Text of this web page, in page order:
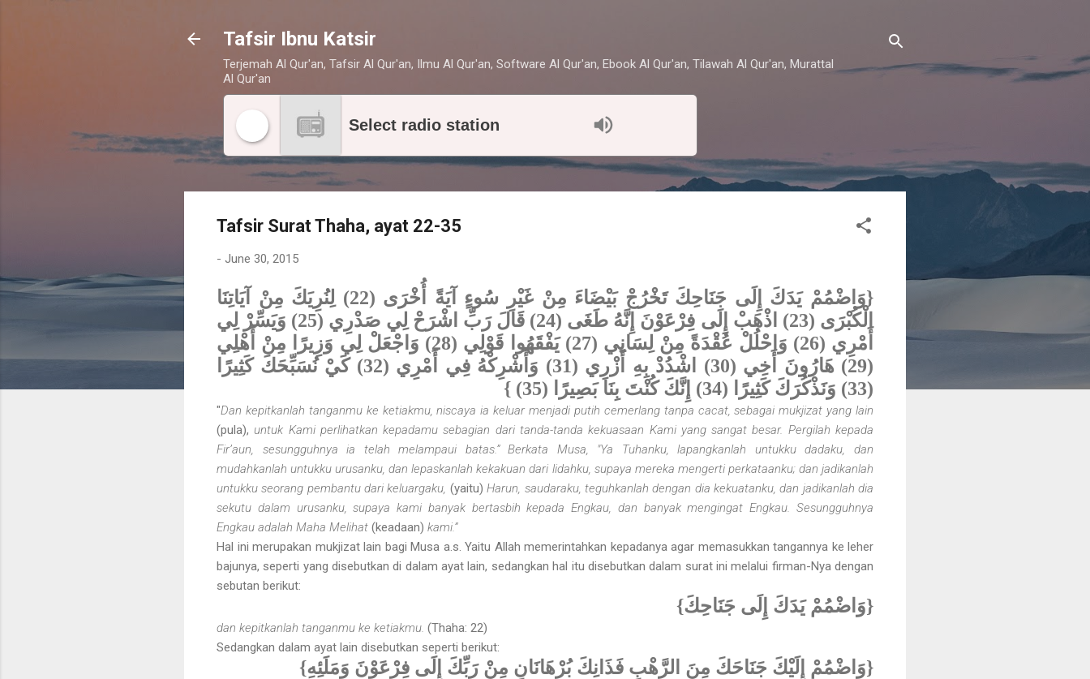
Tafsir Ibnu Katsir
Terjemah Al Qur'an, Tafsir Al Qur'an, Ilmu Al Qur'an, Software Al Qur'an, Ebook Al Qur'an, Tilawah Al Qur'an, Murattal
Al Qur'an
Select radio station
Tafsir Surat Thaha, ayat 22-35
- June 30, 2015
{وَاضْمُمْ يَدَكَ إِلَى جَنَاحِكَ تَخْرُجْ بَيْضَاءَ مِنْ غَيْرِ سُوءٍ آيَةً أُخْرَى (22) لِنُرِيَكَ مِنْ آيَاتِنَا
الْكُبْرَى (23) اذْهَبْ إِلَى فِرْعَوْنَ إِنَّهُ طَغَى (24) قَالَ رَبِّ اشْرَحْ لِي صَدْرِي (25) وَيَسِّرْ لِي
أَمْرِي (26) وَاحْلُلْ عُقْدَةً مِنْ لِسَانِي (27) يَفْقَهُوا قَوْلِي (28) وَاجْعَلْ لِي وَزِيرًا مِنْ أَهْلِي
(29) هَارُونَ أَخِي (30) اشْدُدْ بِهِ أَزْرِي (31) وَأَشْرِكْهُ فِي أَمْرِي (32) كَيْ نُسَبِّحَكَ كَثِيرًا
(33) وَنَذْكُرَكَ كَثِيرًا (34) إِنَّكَ كُنْتَ بِنَا بَصِيرًا (35) }
"Dan kepitkanlah tanganmu ke ketiakmu, niscaya ia keluar menjadi putih cemerlang tanpa cacat, sebagai mukjizat yang lain
(pula),untuk Kami perlihatkan kepadamu sebagian dari tanda-tanda kekuasaan Kami yang sangat besar. Pergilah kepada
Fir’aun, sesungguhnya ia telah melampaui batas.” Berkata Musa, "Ya Tuhanku, lapangkanlah untukku dadaku, dan
mudahkanlah untukku urusanku, dan lepaskanlah kekakuan dari lidahku, supaya mereka mengerti perkataanku; dan jadikanlah
untukku seorang pembantu dari keluargaku, (yaitu)Harun, saudaraku, teguhkanlah dengan dia kekuatanku, dan jadikanlah dia
sekutu dalam urusanku, supaya kami banyak bertasbih kepada Engkau, dan banyak mengingat Engkau. Sesungguhnya
Engkau adalah Maha Melihat (keadaan) kami.”
Hal ini merupakan mukjizat lain bagi Musa a.s. Yaitu Allah memerintah­kan kepadanya agar memasukkan tangannya ke leher
bajunya, seperti yang disebutkan di dalam ayat lain, sedangkan hal itu disebutkan dalam surat ini melalui firman-Nya dengan
sebutan berikut:
{وَاضْمُمْ يَدَكَ إِلَى جَنَاحِكَ}
dan kepitkanlah tanganmu ke ketiakmu. (Thaha: 22)
Sedangkan dalam ayat lain disebutkan seperti berikut:
{وَاضْمُمْ إِلَيْكَ جَنَاحَكَ مِنَ الرَّهْبِ فَذَانِكَ بُرْهَانَانِ مِنْ رَبِّكَ إِلَى فِرْعَوْنَ وَمَلَئِهِ}